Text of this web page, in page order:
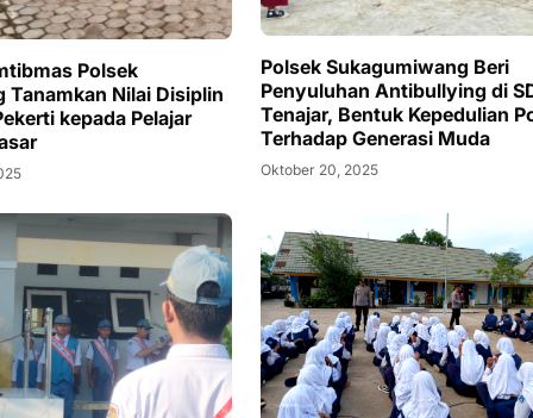
Polsek
Tanamkan Nilai Disiplin
kepada Pelajar
Polsek Sukagumiwang Beri
Penyuluhan Antibullying di
Tenajar, Bentuk Kepedulian
Terhadap Generasi Muda
Oktober 20, 2025